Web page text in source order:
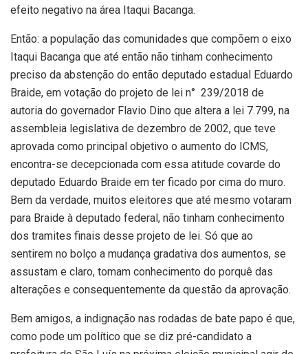
efeito negativo na área Itaqui Bacanga.
Então: a população das comunidades que compõem o eixo
Itaqui Bacanga que até então não tinham conhecimento
preciso da abstenção do então deputado estadual Eduardo
Braide, em votação do projeto de lei n° 239/2018 de
autoria do governador Flavio Dino que altera a lei 7.799, na
assembleia legislativa de dezembro de 2002, que teve
aprovada como principal objetivo o aumento do ICMS,
encontra-se decepcionada com essa atitude covarde do
deputado Eduardo Braide em ter ficado por cima do muro.
Bem da verdade, muitos eleitores que até mesmo votaram
para Braide à deputado federal, não tinham conhecimento
dos tramites finais desse projeto de lei. Só que ao
sentirem no bolço a mudança gradativa dos aumentos, se
assustam e claro, tomam conhecimento do porquê das
alterações e consequentemente da questão da aprovação.
Bem amigos, a indignação nas rodadas de bate papo é que,
como pode um político que se diz pré-candidato a